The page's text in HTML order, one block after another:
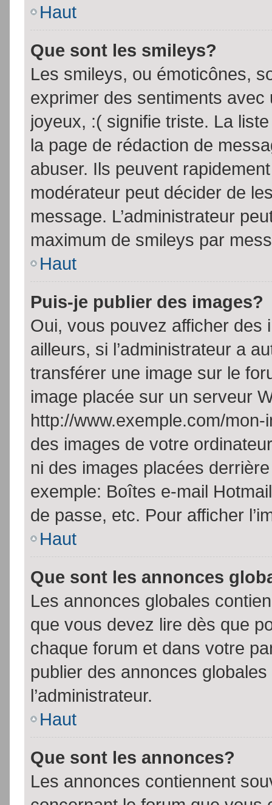
Haut
Que sont les smileys?
Les smileys, ou émoticônes,
exprimer des sentiments
joyeux, :( signifie triste. La
la page de rédaction de
abuser. Ils peuvent
modérateur peut décider de
message. L’administrateur
maximum de smileys par
Haut
Puis-je publier des images?
Oui, vous pouvez afficher
ailleurs, si l’administrateur a
transférer une image sur le
image placée sur un serveur
http://www.exemple.com/
des images de votre
ni des images placées
exemple: Boîtes e-mail
de passe, etc. Pour afficher
Haut
Que sont les annonces
Les annonces globales
que vous devez lire dès que
chaque forum et dans votre
publier des annonces
l’administrateur.
Haut
Que sont les annonces?
Les annonces contiennent